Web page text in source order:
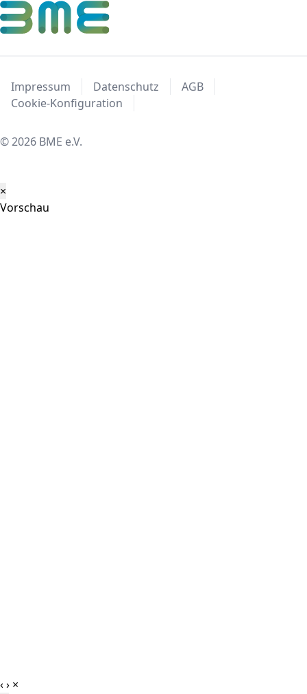
Impressum Datenschutz
AGB
Cookie-Konfiguration
© 2026 BME e.V.
×
Vorschau
‹› ×